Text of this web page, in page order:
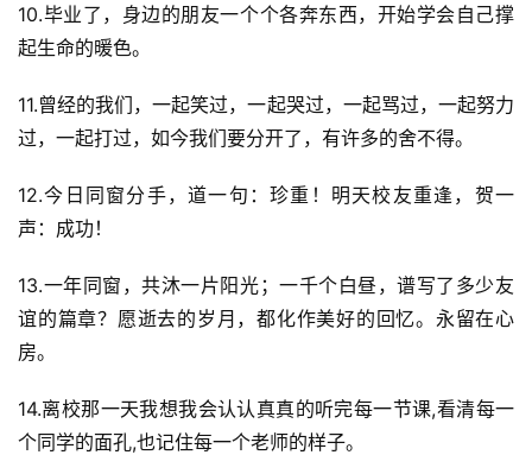
10.毕业了，身边的朋友一个个各奔东西，开始学会自己撑
起生命的暖色。
11.曾经的我们，一起笑过，一起哭过，一起骂过，一起努力
过，一起打过，如今我们要分开了，有许多的舍不得。
12.今日同窗分手，道一句：珍重！明天校友重逢，贺一
声：成功！
13.一年同窗，共沐一片阳光；一千个白昼，谱写了多少友
谊的篇章？愿逝去的岁月，都化作美好的回忆。永留在心
房。
14.离校那一天我想我会认认真真的听完每一节课,看清每一
个同学的面孔,也记住每一个老师的样子。